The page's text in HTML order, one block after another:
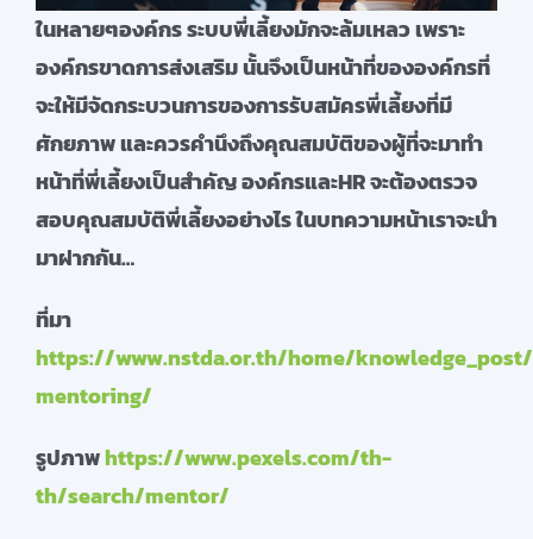
ในหลายๆองค์กร ระบบพี่เลี้ยงมักจะล้มเหลว เพราะ
องค์กรขาดการส่งเสริม นั้นจึงเป็นหน้าที่ขององค์กรที่
จะให้มีจัดกระบวนการของการรับสมัครพี่เลี้ยงที่มี
ศักยภาพ และควรคำนึงถึงคุณสมบัติของผู้ที่จะมาทำ
หน้าที่พี่เลี้ยงเป็นสำคัญ องค์กรและHR จะต้องตรวจ
สอบคุณสมบัติพี่เลี้ยงอย่างไร ในบทความหน้าเราจะนำ
มาฝากกัน…
ที่มา
https://www.nstda.or.th/home/
mentoring/
รูปภาพhttps://www.pexels.com/th-
th/search/mentor/